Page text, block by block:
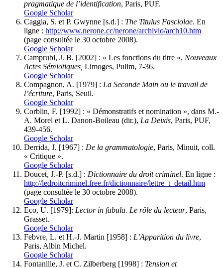
pragmatique de l’identification, Paris, PUF.
Google Scholar
Caggia, S. et P. Gwynne [s.d.] : The Titulus Fasciolae. En
ligne : http://www.nerone.cc/nerone/archivio/arch10.htm
(page consultée le 30 octobre 2008).
Google Scholar
Camprubi, J. B. [2002] : « Les fonctions du titre », Nouveaux
Actes Sémiotiques, Limoges, Pulim, 7-36.
Google Scholar
Compagnon, A. [1979] : La Seconde Main ou le travail de
l’écriture, Paris, Seuil.
Google Scholar
Corblin, F. [1992] : « Démonstratifs et nomination », dans M.-
A. Morel et L. Danon-Boileau (dir.), La Deixis, Paris, PUF,
439-456.
Google Scholar
Derrida, J. [1967] : De la grammatologie, Paris, Minuit, coll.
« Critique ».
Google Scholar
Doucet, J.-P. [s.d.] : Dictionnaire du droit criminel. En ligne :
http://ledroitcriminel.free.fr/dictionnaire/lettre_t_detail.htm
(page consultée le 30 octobre 2008).
Google Scholar
Eco, U. [1979]: Lector in fabula. Le rôle du lecteur, Paris,
Grasset.
Google Scholar
Febvre, L. et H.-J. Martin [1958] : L’Apparition du livre,
Paris, Albin Michel.
Google Scholar
Fontanille, J. et C. Zilberberg [1998] : Tension et